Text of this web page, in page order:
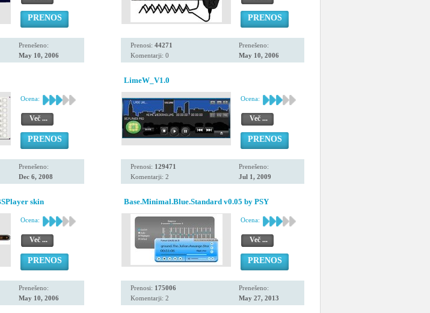
PRENOS
Prenešeno:
May 10, 2006
PRENOS
Prenosi: 44271
Komentarji: 0
Prenešeno:
May 10, 2006
Ocena:
Več ...
PRENOS
Prenešeno:
Dec 6, 2008
LimeW_V1.0
Ocena:
Več ...
PRENOS
Prenosi: 129471
Komentarji: 2
Prenešeno:
Jul 1, 2009
skin
Ocena:
Več ...
PRENOS
Prenešeno:
May 10, 2006
Base.Minimal.Blue.Standard v0.05 by PSY
Ocena:
Več ...
PRENOS
Prenosi: 175006
Komentarji: 2
Prenešeno:
May 27, 2013